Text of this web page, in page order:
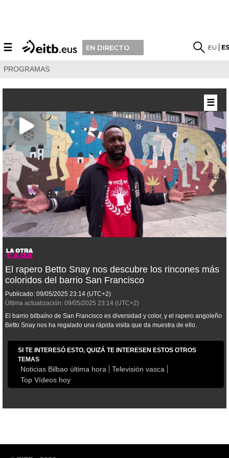
☰ EN DIRECTO EU
PROGRAMAS
El rapero Betto Snay nos descubre los rincones más
coloridos del barrio San Francisco
Publicado: 09/05/2025 23:14 (UTC+2)
Última actualización: 09/05/2025 23:14 (UTC+2)
El barrio bilbaíno de San Francisco es diversidad y color, y el rapero angoleño
Betto Snay nos ha regalado una rápida visita que da muestra de ello.
SI TE INTERESÓ ESTO, QUIZÁ TE INTERESEN ESTOS OTROS
TEMAS
Noticias Bilbao última hora
Televisión vasca
Top Vídeos hoy
☰